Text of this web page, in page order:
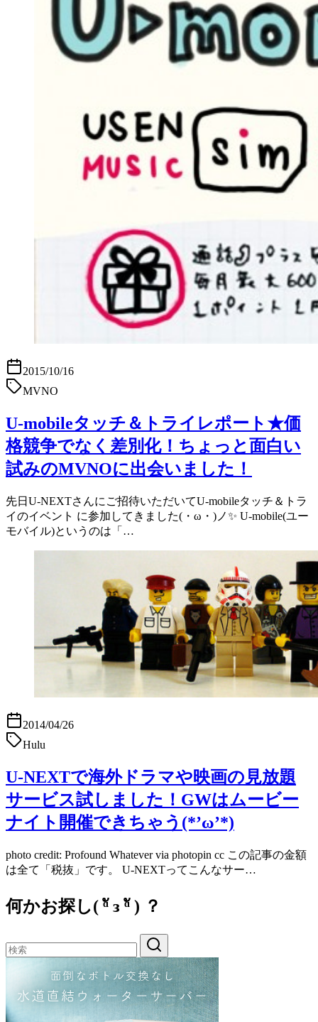
2015/10/16
MVNO
U-mobileタッチ＆トライレポート★価
格競争でなく差別化！ちょっと面白い
試みのMVNOに出会いました！
先日U-NEXTさんにご招待いただいてU-mobileタッチ＆トラ
イのイベント に参加してきました(・ω・)ノ✨ U-mobile(ユー
モバイル)というのは「…
2014/04/26
Hulu
U-NEXTで海外ドラマや映画の見放題
サービス試しました！GWはムービー
ナイト開催できちゃう(*’ω’*)
photo credit: Profound Whatever via photopin cc この記事の金額
は全て「税抜」です。 U-NEXTってこんなサー…
何かお探し( ᵅั ᴈ ᵅั ) ？